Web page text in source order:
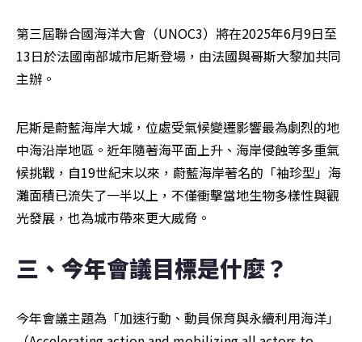
第三屆聯合國海洋大會（UNOC3）將在2025年6月9日至
13日於法國南部城市尼斯登場，由法國與哥斯大黎加共同
主辦。
尼斯是蔚藍海岸大城，位處受氣候變遷影響最為劇烈的地
中海沿岸地區。近年隨著海平面上升、海岸侵蝕等多重氣
候挑戰，自19世紀末以來，蔚藍海岸著名的「袖珍型」海
灘面積已流失了一半以上，不僅衝擊當地生物多樣性與觀
光發展，也為城市帶來更大威脅。
三、今年會議目標是什麼？
今年會議主題為「加速行動、動員保育與永續利用海洋」